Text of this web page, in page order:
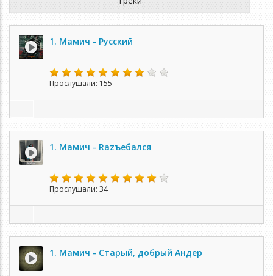
1. Мамич - Русский
Прослушали: 155
1. Мамич - Razъебался
Прослушали: 34
1. Мамич - Старый, добрый Андер